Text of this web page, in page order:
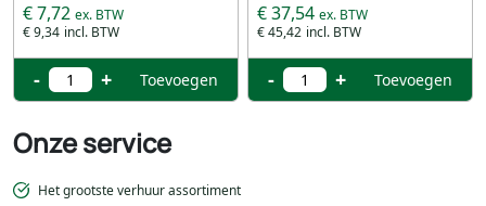
Onze service
Het grootste verhuur assortiment
€ 9,34
€ 7,72
- + Toevoegen
€ 45,42
€ 37,54
- + Toevoegen